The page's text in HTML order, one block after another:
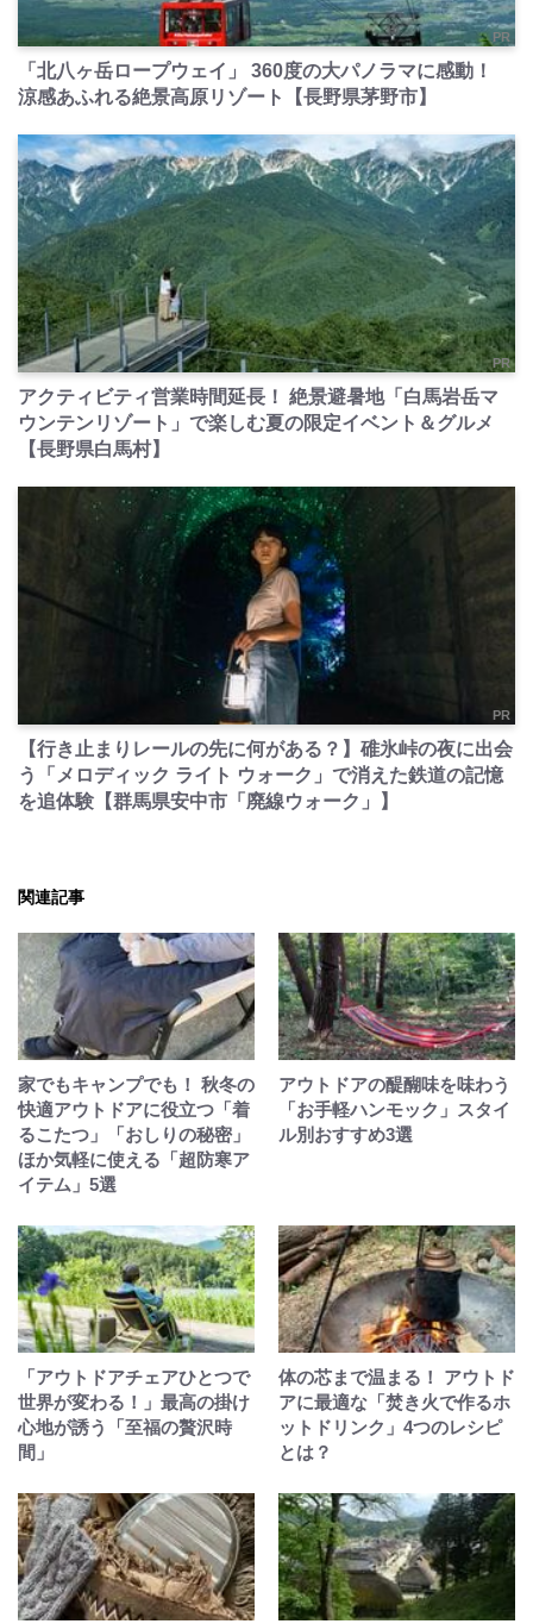
PR
「北八ヶ岳ロープウェイ」 360度の大パノラマに感動！
涼感あふれる絶景高原リゾート【長野県茅野市】
PR
アクティビティ営業時間延長！ 絶景避暑地「白馬岩岳マ
ウンテンリゾート」で楽しむ夏の限定イベント＆グルメ
【長野県白馬村】
PR
【行き止まりレールの先に何がある？】碓氷峠の夜に出会
う「メロディック ライト ウォーク」で消えた鉄道の記憶
を追体験【群馬県安中市「廃線ウォーク」】
関連記事
家でもキャンプでも！ 秋冬の
快適アウトドアに役立つ「着
るこたつ」「おしりの秘密」
ほか気軽に使える「超防寒ア
イテム」5選
アウトドアの醍醐味を味わう
「お手軽ハンモック」スタイ
ル別おすすめ3選
「アウトドアチェアひとつで
世界が変わる！」最高の掛け
心地が誘う「至福の贅沢時
間」
体の芯まで温まる！ アウトド
アに最適な「焚き火で作るホ
ットドリンク」4つのレシピ
とは？